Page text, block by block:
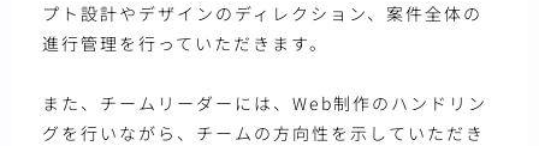
プト設計やデザインのディレクション、案件全体の
進行管理を行っていただきます。
また、チームリーダーには、Web制作のハンドリン
グを行いながら、チームの方向性を示していただき